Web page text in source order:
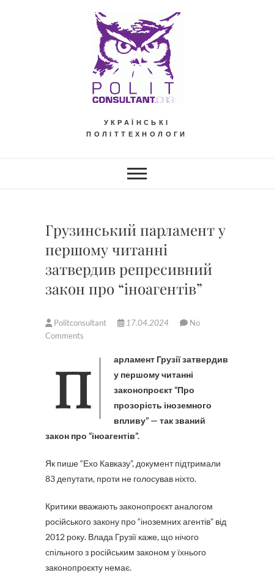
УКРАЇНСЬКІ
ПОЛІТТЕХНОЛОГИ
Грузинський парламент у
першому читанні
затвердив репресивний
закон про “іноагентів”
Politconsultant 17.04.2024
No
Comments
Парламент Грузії затвердив
у першому читанні
законопроєкт “Про
прозорість іноземного
впливу” — так званий
закон про “іноагентів”.
Як пише “Ехо Кавказу”, документ підтримали
83 депутати, проти не голосував ніхто.
Критики вважають законопроєкт аналогом
російського закону про “іноземних агентів” від
2012 року. Влада Грузії каже, що нічого
спільного з російським законом у їхнього
законопроєкту немає.